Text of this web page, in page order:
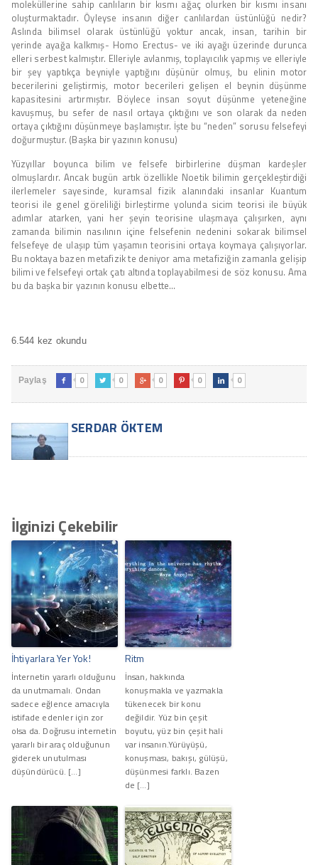
moleküllerine sahip canlıların bir kısmı ağaç olurken bir kısmı insanı
oluşturmaktadır. Öyleyse insanın diğer canlılardan üstünlüğü nedir?
Aslında bilimsel olarak üstünlüğü yoktur ancak, insan, tarihin bir
yerinde ayağa kalkmış- Homo Erectus- ve iki ayağı üzerinde durunca
elleri serbest kalmıştır. Elleriyle avlanmış, toplayıcılık yapmış ve elleriyle
bir şey yaptıkça beyniyle yaptığını düşünür olmuş, bu elinin motor
becerilerini geliştirmiş, motor becerileri gelişen el beynin düşünme
kapasitesini artırmıştır. Böylece insan soyut düşünme yeteneğine
kavuşmuş, bu sefer de nasıl ortaya çıktığını ve son olarak da neden
ortaya çıktığını düşünmeye başlamıştır. İşte bu “neden” sorusu felsefeyi
doğurmuştur. (Başka bir yazının konusu)
Yüzyıllar boyunca bilim ve felsefe birbirlerine düşman kardeşler
olmuşlardır. Ancak bugün artık özellikle Noetik bilimin gerçekleştirdiği
ilerlemeler sayesinde, kuramsal fizik alanındaki insanlar Kuantum
teorisi ile genel göreliliği birleştirme yolunda sicim teorisi ile büyük
adımlar atarken, yani her şeyin teorisine ulaşmaya çalışırken, aynı
zamanda bilimin nasılının içine felsefenin nedenini sokarak bilimsel
felsefeye de ulaşıp tüm yaşamın teorisini ortaya koymaya çalışıyorlar.
Bu noktaya bazen metafizik te deniyor ama metafiziğin zamanla gelişip
bilimi ve felsefeyi ortak çatı altında toplayabilmesi de söz konusu. Ama
bu da başka bir yazının konusu elbette…
6.544 kez okundu
Paylaş  0  0  0  0  0
SERDAR ÖKTEM
İlginizi Çekebilir
İhtiyarlara Yer Yok!
İnternetin yararlı olduğunu
da unutmamalı. Ondan
sadece eğlence amacıyla
istifade edenler için zor
olsa da. Doğrusu internetin
yararlı bir araç olduğunun
giderek unutulması
düşündürücü. […]
Ritm
İnsan, hakkında
konuşmakla ve yazmakla
tükenecek bir konu
değildir. Yüz bin çeşit
boyutu, yüz bin çeşit hali
var insanın.Yürüyüşü,
konuşması, bakışı, gülüşü,
düşünmesi farklı. Bazen
de […]